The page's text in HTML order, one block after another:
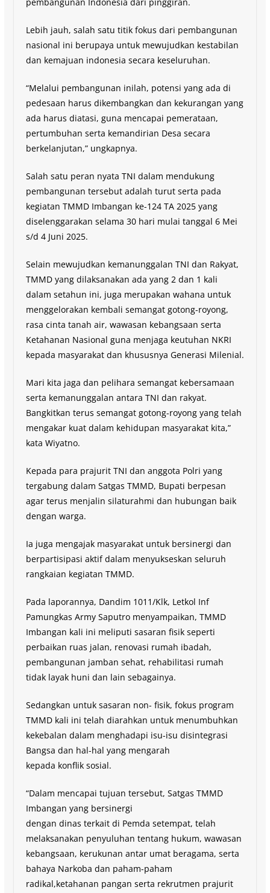
Lebih jauh, salah satu titik fokus dari pembangunan
nasional ini berupaya untuk mewujudkan kestabilan
dan kemajuan indonesia secara keseluruhan.
“Melalui pembangunan inilah, potensi yang ada di
pedesaan harus dikembangkan dan kekurangan yang
ada harus diatasi, guna mencapai pemerataan,
pertumbuhan serta kemandirian Desa secara
berkelanjutan,” ungkapnya.
Salah satu peran nyata TNI dalam mendukung
pembangunan tersebut adalah turut serta pada
kegiatan TMMD Imbangan ke-124 TA 2025 yang
diselenggarakan selama 30 hari mulai tanggal 6 Mei
s/d 4 Juni 2025.
Selain mewujudkan kemanunggalan TNI dan Rakyat,
TMMD yang dilaksanakan ada yang 2 dan 1 kali
dalam setahun ini, juga merupakan wahana untuk
menggelorakan kembali semangat gotong-royong,
rasa cinta tanah air, wawasan kebangsaan serta
Ketahanan Nasional guna menjaga keutuhan NKRI
kepada masyarakat dan khususnya Generasi Milenial.
Mari kita jaga dan pelihara semangat kebersamaan
serta kemanunggalan antara TNI dan rakyat.
Bangkitkan terus semangat gotong-royong yang telah
mengakar kuat dalam kehidupan masyarakat kita,”
kata Wiyatno.
Kepada para prajurit TNI dan anggota Polri yang
tergabung dalam Satgas TMMD, Bupati berpesan
agar terus menjalin silaturahmi dan hubungan baik
dengan warga.
Ia juga mengajak masyarakat untuk bersinergi dan
berpartisipasi aktif dalam menyukseskan seluruh
rangkaian kegiatan TMMD.
Pada laporannya, Dandim 1011/Klk, Letkol Inf
Pamungkas Army Saputro menyampaikan, TMMD
Imbangan kali ini meliputi sasaran fisik seperti
perbaikan ruas jalan, renovasi rumah ibadah,
pembangunan jamban sehat, rehabilitasi rumah
tidak layak huni dan lain sebagainya.
Sedangkan untuk sasaran non- fisik, fokus program
TMMD kali ini telah diarahkan untuk menumbuhkan
kekebalan dalam menghadapi isu-isu disintegrasi
Bangsa dan hal-hal yang mengarah
kepada konflik sosial.
“Dalam mencapai tujuan tersebut, Satgas TMMD
Imbangan yang bersinergi
dengan dinas terkait di Pemda setempat, telah
melaksanakan penyuluhan tentang hukum, wawasan
kebangsaan, kerukunan antar umat beragama, serta
bahaya Narkoba dan paham-paham
radikal,ketahanan pangan serta rekrutmen prajurit